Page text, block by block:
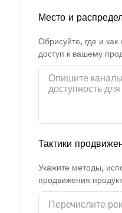
Место и
Обрисуйте, где и как
доступ к вашему
Тактики
Укажите методы,
продвижения